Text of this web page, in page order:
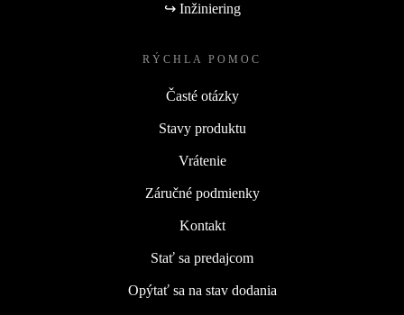
↪ Inžiniering
RÝCHLA POMOC
Časté otázky
Stavy produktu
Vrátenie
Záručné podmienky
Kontakt
Stať sa predajcom
Opýtať sa na stav dodania